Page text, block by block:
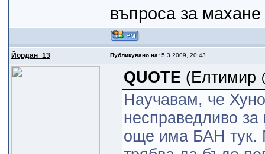
въпроса за
Йордан_13 Публикувано на:5.3.2009, 20:43
QUOTE (Елтимир
Научавам, че
несправедливо
още има БАН тук.